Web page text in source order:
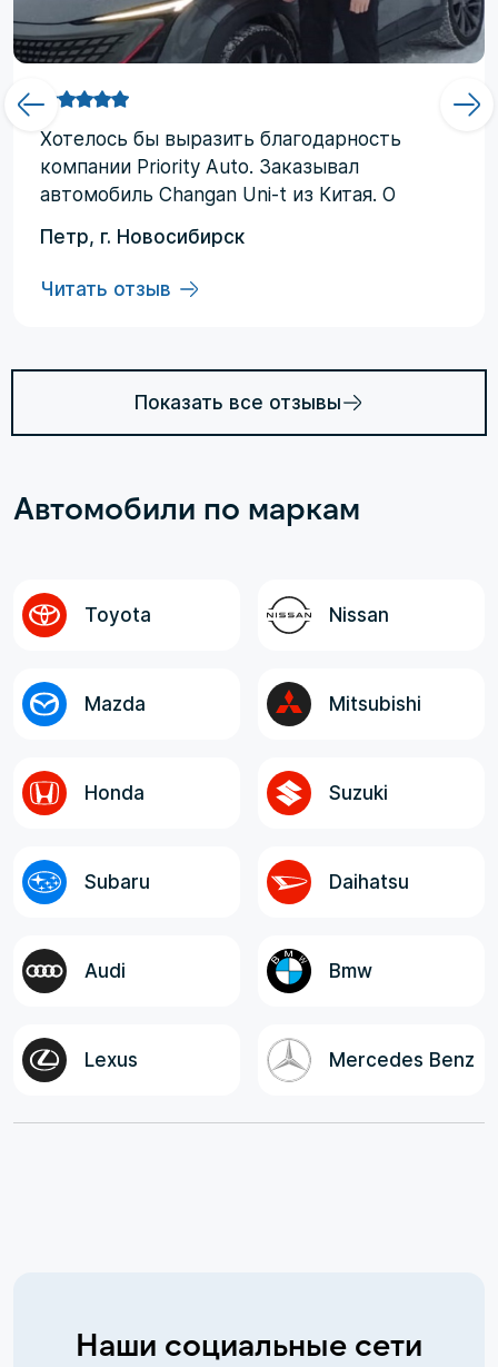
Хотелоcь бы выразить благодарность
компании Priority Аuto. Заказывал
автомобиль Changan Uni-t из Китая. О
компании узнал от друзей и коллег по
работе. Работал со мной менеджер
Евгений, логисты Ольга и Регина. В начале
доставки до Владивостока составил три
месяца (особенности логистики и оплаты).
рамках договора; - Неизменная,
оговоренная, окончательная стоимость
логистов и экспедитора. Все
ответственные лица, в целом, отзывчивые,
Петр, г. Новосибирск
Читать отзыв
Показать все отзывы
Автомобили по маркам
Toyota Nissan
Mazda Mitsubishi
Honda Suzuki
Subaru Daihatsu
Audi Bmw
Lexus Mercedes Benz
Наши социальные сети